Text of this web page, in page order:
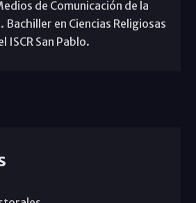
de Comunicación de la
Bachiller en Ciencias Religiosas
ISCR San Pablo.